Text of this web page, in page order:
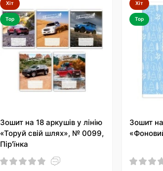
Хіт
Top
Зошит на 18 аркушів у лінію
«Торуй свій шлях», № 0099,
Пір'їнка
Хіт
Top
Зошит